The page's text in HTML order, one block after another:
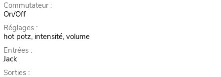
Commutateur :
On/Off
Réglages :
hot potz, intensité, volume
Entrées :
Jack
Sorties :